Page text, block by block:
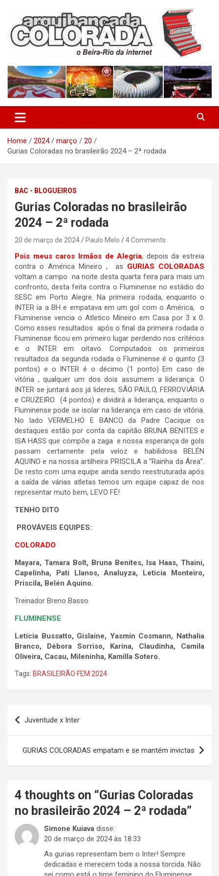
content
Arquibancada Colorada
Home 2024 março
20
Gurias Coloradas no brasileirão 2024 – 2ª rodada
BAC - BLOGUEIROS
Gurias Coloradas no brasileirão
2024 – 2ª rodada
20 de março de 2024 Paulo Melo 4 Comments
Pois meus caros Irmãos de Alegria, depois da estreia
contra o América Mineiro , as GURIAS COLORADAS
voltam a campo na noite desta quarta feira para mais um
confronto, desta feita contra o Fluminense no estádio do
SESC em Porto Alegre. Na primeira rodada, enquanto o
INTER ia a BH e empatava em um gol com o América, o
Fluminense vencia o Atletico Mineiro em Casa por 3 x 0.
Como esses resultados após o final da primeira rodada o
Fluminense ficou em primeiro lugar perdendo nos critérios
e o INTER em oitavo. Computados os primeiros
resultados da segunda rodada o Fluminense é o quinto (3
pontos) e o INTER é o décimo (1 ponto) Em caso de
vitória , qualquer um dos dois assumem a liderança. O
INTER se juntará aos já lideres, SÃO PAULO, FERROVIÁRIA
e CRUZEIRO (4 pontos) e dividirá a liderança, enquanto o
Fluminense pode se isolar na liderança em caso de vitória.
No lado VERMELHO E BANCO da Padre Cacique os
destaques estão por conta da capitão BRUNA BENITES e
ISA HASS que compõe a zaga e nossa esperança de gols
passam certamente pela veloz e habilidosa BELÉN
AQUINO e na nossa artilheira PRISCILA a “Rainha da Área”.
De resto com uma equipe ainda sendo reestruturada após
a saída de várias atletas temos um equipe capaz de nos
representar muto bem, LEVO FÉ!
TENHO DITO
PROVÁVEIS EQUIPES:
COLORADO
Mayara, Tamara Bolt, Bruna Benites, Isa Haas, Thaini,
Capelinha, Pati Llanos, Analuyza, Leticia Monteiro,
Priscila, Belén Aquino.
Treinador Breno Basso
FLUMINENSE
Letícia Bussatto, Gislaine, Yasmin Cosmann, Nathalia
Branco, Débora Sorriso, Karina, Claudinha, Camila
Oliveira, Cacau, Mileninha, Kamilla Sotero.
Tags: BRASILEIRÃO FEM 2024
Navegação
de
Post
Juventude x Inter
GURIAS COLORADAS empatam e se mantém invictas
4 thoughts on “Gurias Coloradas
no brasileirão 2024 – 2ª rodada”
Simone Kuiava disse:
20 de março de 2024 às 18:33
As gurias representam bem o Inter! Sempre
dedicadas e merecem toda a nossa torcida. Não